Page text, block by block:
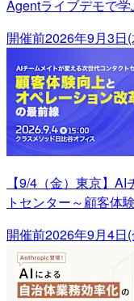
Agentライブデモで
開催前2026年9月3日
【9/4（金）東京】
トセンター～顧客体
開催前2026年9月4日